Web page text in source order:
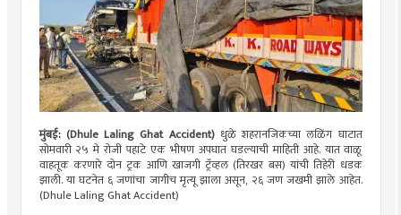
मुंबई: (Dhule Laling Ghat Accident) धुळे शहरानजिकच्या लळिंग घाटात
सोमवारी २५ मे रोजी पहाटे एक भीषण अपघात घडल्याची माहिती आहे. यात वाळू
वाहतूक करणारे दोन ट्रक आणि खाजगी ट्रॅव्हल (तिरखर बस) यांची तिहेरी धडक
झाली. या घटनेत ६ जणांचा जागीच मृत्यू झाला असून, २६ जण जखमी झाले आहेत.
(Dhule Laling Ghat Accident)